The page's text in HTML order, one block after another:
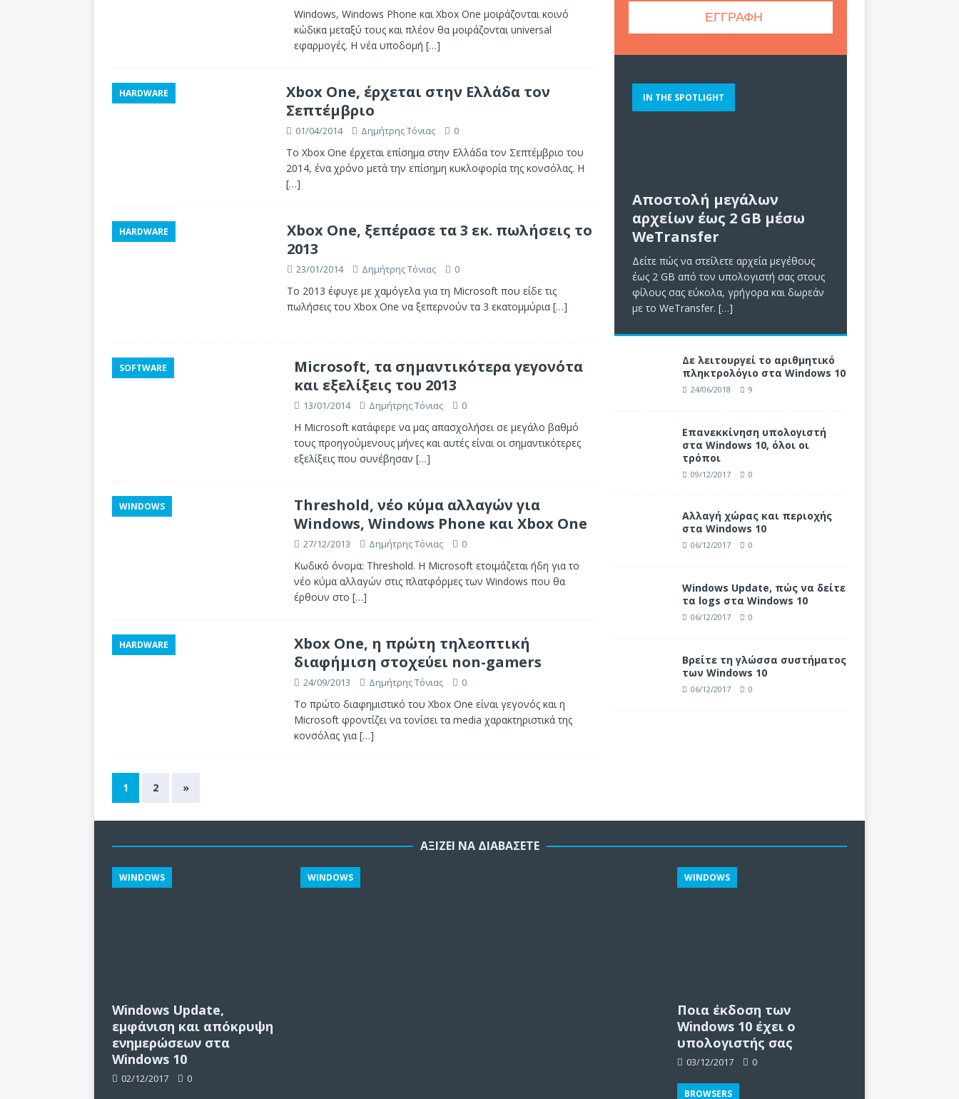
Windows, Windows Phone και Xbox One μοιράζονται κοινό
κώδικα μεταξύ τους και πλέον θα μοιράζονται universal
εφαρμογές. Η νέα υποδομή […]
HARDWARE
Xbox One, έρχεται στην Ελλάδα τον
Σεπτέμβριο
01/04/2014 Δημήτρης Τόνιας 0
Το Xbox One έρχεται επίσημα στην Ελλάδα τον Σεπτέμβριο του
2014, ένα χρόνο μετά την επίσημη κυκλοφορία της κονσόλας. Η
[…]
HARDWARE
Xbox One, ξεπέρασε τα 3 εκ. πωλήσεις το
2013
23/01/2014 Δημήτρης Τόνιας 0
Το 2013 έφυγε με χαμόγελα για τη Microsoft που είδε τις
πωλήσεις του Xbox One να ξεπερνούν τα 3 εκατομμύρια […]
SOFTWARE
Microsoft, τα σημαντικότερα γεγονότα
και εξελίξεις του 2013
13/01/2014 Δημήτρης Τόνιας 0
Η Microsoft κατάφερε να μας απασχολήσει σε μεγάλο βαθμό
τους προηγούμενους μήνες και αυτές είναι οι σημαντικότερες
εξελίξεις που συνέβησαν […]
WINDOWS
Threshold, νέο κύμα αλλαγών για
Windows, Windows Phone και Xbox One
27/12/2013 Δημήτρης Τόνιας 0
Κωδικό όνομα: Threshold. Η Microsoft ετοιμάζεται ήδη για το
νέο κύμα αλλαγών στις πλατφόρμες των Windows που θα
έρθουν στο […]
HARDWARE
Xbox One, η πρώτη τηλεοπτική
διαφήμιση στοχεύει non-gamers
24/09/2013 Δημήτρης Τόνιας 0
Το πρώτο διαφημιστικό του Xbox One είναι γεγονός και η
Microsoft φροντίζει να τονίσει τα media χαρακτηριστικά της
κονσόλας για […]
1 2 »
IN THE SPOTLIGHT
Αποστολή μεγάλων
αρχείων έως 2 GB μέσω
WeTransfer
Δείτε πώς να στείλετε αρχεία μεγέθους
έως 2 GB από τον υπολογιστή σας στους
φίλους σας εύκολα, γρήγορα και δωρεάν
με το WeTransfer. […]
Δε λειτουργεί το αριθμητικό
πληκτρολόγιο στα Windows 10
24/06/2018 9
Επανεκκίνηση υπολογιστή
στα Windows 10, όλοι οι
τρόποι
09/12/2017 0
Αλλαγή χώρας και περιοχής
στα Windows 10
06/12/2017 0
Windows Update, πώς να δείτε
τα logs στα Windows 10
06/12/2017 0
Βρείτε τη γλώσσα συστήματος
των Windows 10
06/12/2017 0
ΑΞΊΖΕΙ ΝΑ ΔΙΑΒΆΣΕΤΕ
WINDOWS
Ποια έκδοση των
Windows 10 έχει ο
υπολογιστής σας
WINDOWS
03/12/2017 0
BROWSERS
Windows Update,
εμφάνιση και απόκρυψη
ενημερώσεων στα
Windows 10
WINDOWS
02/12/2017 0